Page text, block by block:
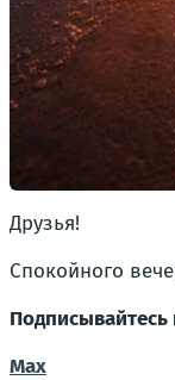
Друзья!
Спокойного
Подписывайтесь
Max